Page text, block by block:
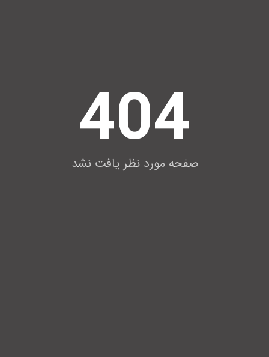
404
صفحه مورد نظر یافت نشد